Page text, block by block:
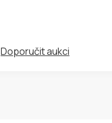
Doporučit aukci